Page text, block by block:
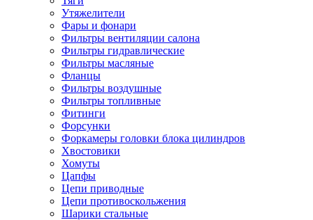
Утяжелители
Фары и фонари
Фильтры вентиляции салона
Фильтры гидравлические
Фильтры масляные
Фланцы
Фильтры воздушные
Фильтры топливные
Фитинги
Форсунки
Форкамеры головки блока цилиндров
Хвостовики
Хомуты
Цапфы
Цепи приводные
Цепи противоскольжения
Шарики стальные